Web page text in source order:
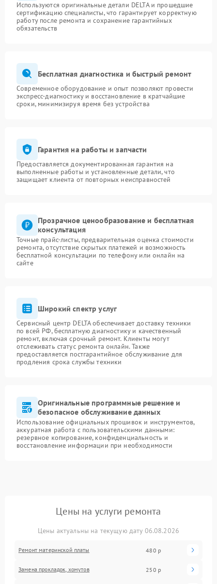
Используются оригинальные детали DELTA и прошедшие
сертификацию специалисты, что гарантирует корректную
работу после ремонта и сохранение гарантийных
обязательств
Бесплатная диагностика и быстрый ремонт
Современное оборудование и опыт позволяют провести
экспресс-диагностику и восстановление в кратчайшие
сроки, минимизируя время без устройства
Гарантия на работы и запчасти
Предоставляется документированная гарантия на
выполненные работы и установленные детали, что
защищает клиента от повторных неисправностей
Прозрачное ценообразование и бесплатная
консультация
Точные прайс-листы, предварительная оценка стоимости
ремонта, отсутствие скрытых платежей и возможность
бесплатной консультации по телефону или онлайн на
сайте
Широкий спектр услуг
Сервисный центр DELTA обеспечивает доставку техники
по всей РФ, бесплатную диагностику и качественный
ремонт, включая срочный ремонт. Клиенты могут
отслеживать статус ремонта онлайн. Также
предоставляется постгарантийное обслуживание для
продления срока службы техники
Оригинальные программные решение и
безопасное обслуживание данных
Использование официальных прошивок и инструментов,
аккуратная работа с пользовательскими данными:
резервное копирование, конфиденциальность и
восстановление информации при необходимости
Цены на услуги ремонта
Цены актуальны на текущую дату 06.08.2026
Ремонт материнской платы 480 р
Замена прокладок, хомутов 250 р